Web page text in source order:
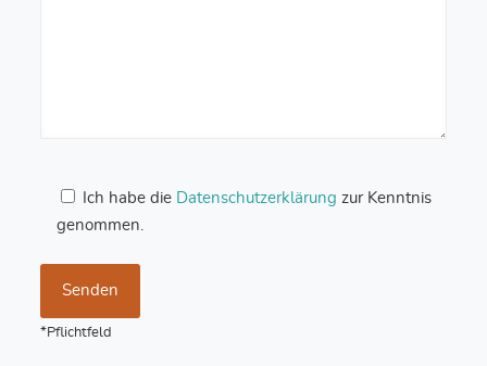
Ich habe die Datenschutzerklärung zur Kenntnis
genommen.
*Pflichtfeld